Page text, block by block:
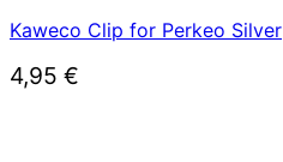
Kaweco Clip for Perkeo Silver
4,95 €